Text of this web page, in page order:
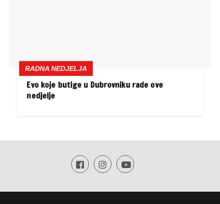
RADNA NEDJELJA
Evo koje butige u Dubrovniku rade ove
nedjelje